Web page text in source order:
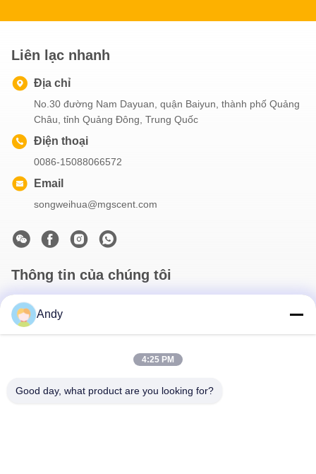
Liên lạc nhanh
Địa chỉ
No.30 đường Nam Dayuan, quận Baiyun, thành phố Quảng
Châu, tỉnh Quảng Đông, Trung Quốc
Điện thoại
0086-15088066572
Email
songweihua@mgscent.com
Thông tin của chúng tôi
Đăng ký bản tin của chúng tôi để được giảm giá và nhiều hơn
nữa. Andy
4:25 PM
Good day, what product are you looking for?